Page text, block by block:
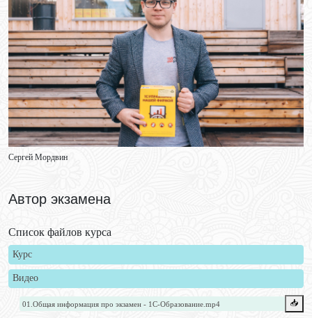
Сергей Мордвин
Автор экзамена
Список файлов курса
Курс
Видео
01.Общая информация про экзамен - 1С-Образование.mp4 📥️